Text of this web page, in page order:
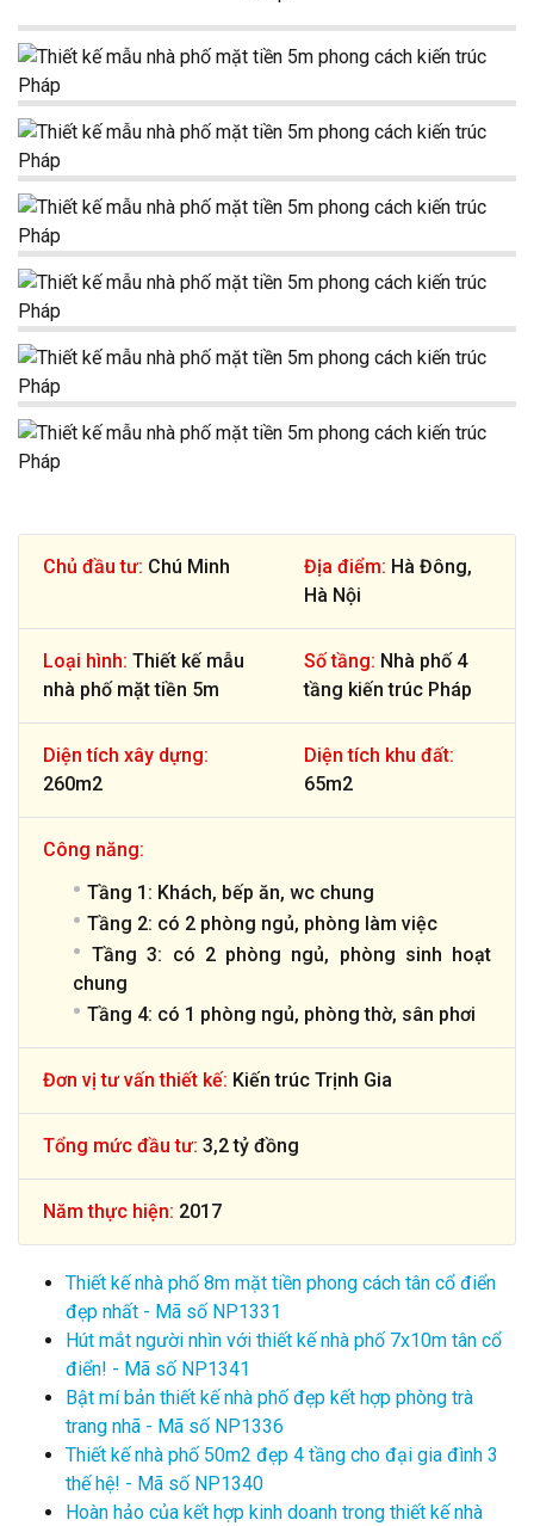
Chủ đầu tư: Chú Minh Địa điểm: Hà Đông,
Hà Nội
Loại hình: Thiết kế mẫu
nhà phố mặt tiền 5m
Số tầng: Nhà phố 4
tầng kiến trúc Pháp
Diện tích xây dựng:
260m2
Diện tích khu đất:
65m2
Công năng:
Tầng 1: Khách, bếp ăn, wc chung
Tầng 2: có 2 phòng ngủ, phòng làm việc
Tầng 3: có 2 phòng ngủ, phòng sinh hoạt
chung
Tầng 4: có 1 phòng ngủ, phòng thờ, sân phơi
Đơn vị tư vấn thiết kế: Kiến trúc Trịnh Gia
Tổng mức đầu tư: 3,2 tỷ đồng
Năm thực hiện: 2017
Thiết kế nhà phố 8m mặt tiền phong cách tân cổ điển
đẹp nhất - Mã số NP1331
Hút mắt người nhìn với thiết kế nhà phố 7x10m tân cổ
điển! - Mã số NP1341
Bật mí bản thiết kế nhà phố đẹp kết hợp phòng trà
trang nhã - Mã số NP1336
Thiết kế nhà phố 50m2 đẹp 4 tầng cho đại gia đình 3
thế hệ! - Mã số NP1340
Hoàn hảo của kết hợp kinh doanh trong thiết kế nhà